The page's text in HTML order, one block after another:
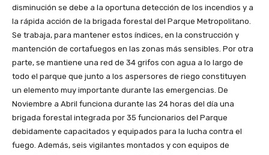
disminución se debe a la oportuna detección de los incendios y a
la rápida acción de la brigada forestal del Parque Metropolitano.
Se trabaja, para mantener estos índices, en la construcción y
mantención de cortafuegos en las zonas más sensibles. Por otra
parte, se mantiene una red de 34 grifos con agua a lo largo de
todo el parque que junto a los aspersores de riego constituyen
un elemento muy importante durante las emergencias. De
Noviembre a Abril funciona durante las 24 horas del día una
brigada forestal integrada por 35 funcionarios del Parque
debidamente capacitados y equipados para la lucha contra el
fuego. Además, seis vigilantes montados y con equipos de